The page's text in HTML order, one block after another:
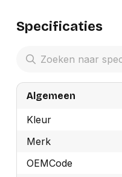
Specificaties
Algemeen
Kleur
Merk
OEMCode